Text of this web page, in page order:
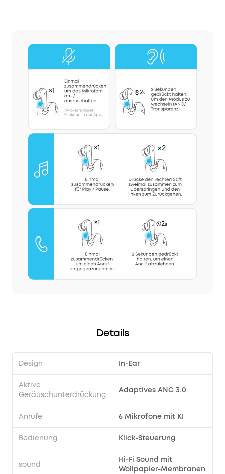
Details
Design In-Ear
Aktive
Geräuschunterdrückung
Adaptives ANC 3.0
Anrufe 6 Mikrofone mit KI
Bedienung Klick-Steuerung
sound
Hi-Fi Sound mit
Wollpapier-Membranen